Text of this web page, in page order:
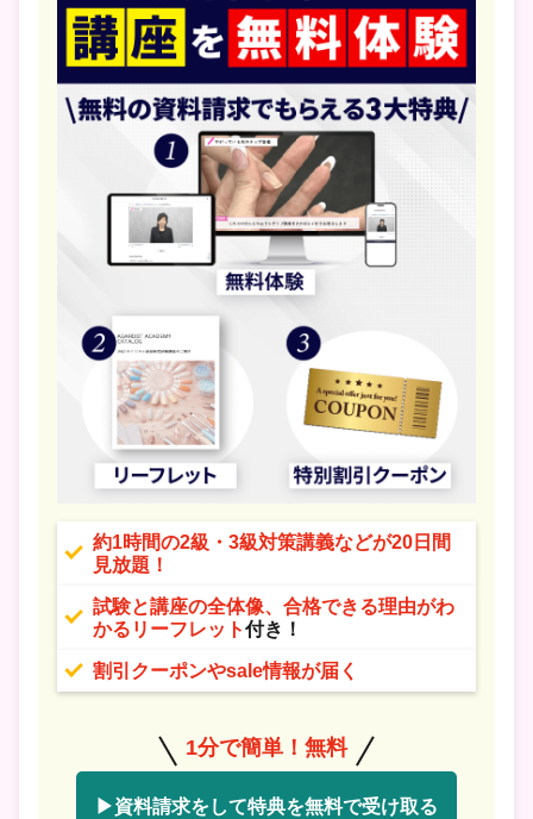
約1時間の2級・3級対策講義などが20日間
見放題！
試験と講座の全体像、合格できる理由がわ
かるリーフレット付き！
割引クーポンやsale情報が届く
1分で簡単！無料
▶資料請求をして特典を無料で受け取る